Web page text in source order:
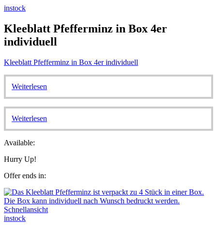
instock
Kleeblatt Pfefferminz in Box 4er
individuell
Kleeblatt Pfefferminz in Box 4er individuell
Weiterlesen
Weiterlesen
Available:
Hurry Up!
Offer ends in:
Schnellansicht
instock